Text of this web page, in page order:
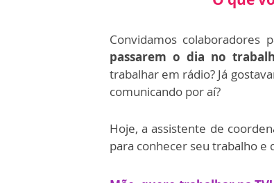
Convidamos colaboradores
passarem o dia no
trabalhar em rádio? Já
comunicando por aí?
Hoje, a assistente de
para conhecer seu trabalho